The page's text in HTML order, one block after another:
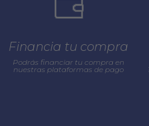
Financia tu compra
Podrás financiar tu compra en
nuestras plataformas de pago